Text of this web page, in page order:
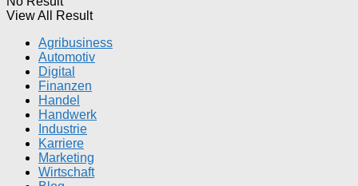
View All Result
Agribusiness
Automotiv
Digital
Finanzen
Handel
Handwerk
Industrie
Karriere
Marketing
Wirtschaft